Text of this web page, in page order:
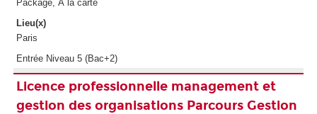
Package, À la carte
Lieu(x)
Paris
Entrée Niveau 5 (Bac+2)
Licence professionnelle management et
gestion des organisations Parcours Gestion